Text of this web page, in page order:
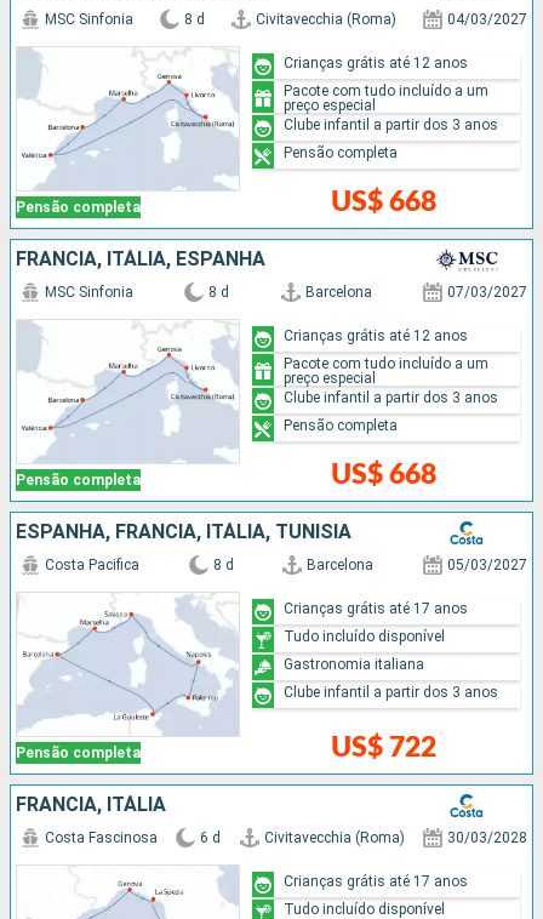
Pensão completa
MSC Sinfonia 8 d Civitavecchia (Roma) 04/03/2027
US$ 668
Crianças grátis até 12 anos
Pacote com tudo incluído a um
preço especial
Clube infantil a partir dos 3 anos
Pensão completa
FRANCIA, ITÁLIA, ESPANHA
Pensão completa
MSC Sinfonia 8 d Barcelona 07/03/2027
US$ 668
Crianças grátis até 12 anos
Pacote com tudo incluído a um
preço especial
Clube infantil a partir dos 3 anos
Pensão completa
ESPANHA, FRANCIA, ITÁLIA, TUNÍSIA
Pensão completa
Costa Pacifica 8 d Barcelona 05/03/2027
US$ 722
Crianças grátis até 17 anos
Tudo incluído disponível
Gastronomia italiana
Clube infantil a partir dos 3 anos
FRANCIA, ITÁLIA
Costa Fascinosa 6 d Civitavecchia (Roma) 30/03/2028
Crianças grátis até 17 anos
Tudo incluído disponível